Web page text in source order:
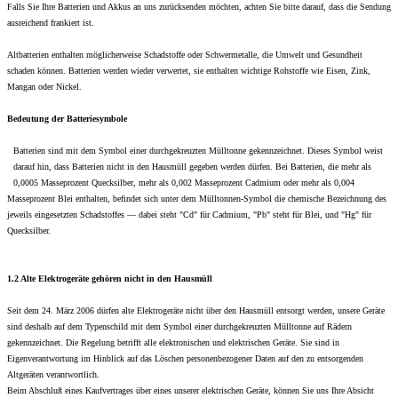
Falls Sie Ihre Batterien und Akkus an uns zurücksenden möchten, achten Sie bitte darauf, dass die Sendung
ausreichend frankiert ist.
Altbatterien enthalten möglicherweise Schadstoffe oder Schwermetalle, die Umwelt und Gesundheit
schaden können. Batterien werden wieder verwertet, sie enthalten wichtige Rohstoffe wie Eisen, Zink,
Mangan oder Nickel.
Bedeutung der Batteriesymbole
Batterien sind mit dem Symbol einer durchgekreuzten Mülltonne gekennzeichnet. Dieses Symbol weist
darauf hin, dass Batterien nicht in den Hausmüll gegeben werden dürfen. Bei Batterien, die mehr als
0,0005 Masseprozent Quecksilber, mehr als 0,002 Masseprozent Cadmium oder mehr als 0,004
Masseprozent Blei enthalten, befindet sich unter dem Mülltonnen-Symbol die chemische Bezeichnung des
jeweils eingesetzten Schadstoffes — dabei steht "Cd" für Cadmium, "Pb" steht für Blei, und "Hg" für
Quecksilber.
1.2 Alte Elektrogeräte gehören nicht in den Hausmüll
Seit dem 24. März 2006 dürfen alte Elektrogeräte nicht über den Hausmüll entsorgt werden, unsere Geräte
sind deshalb auf dem Typenschild mit dem Symbol einer durchgekreuzten Mülltonne auf Rädern
gekennzeichnet. Die Regelung betrifft alle elektronischen und elektrischen Geräte. Sie sind in
Eigenverantwortung im Hinblick auf das Löschen personenbezogener Daten auf den zu entsorgenden
Altgeräten verantwortlich.
Beim Abschluß eines Kaufvertrages über eines unserer elektrischen Geräte, können Sie uns Ihre Absicht